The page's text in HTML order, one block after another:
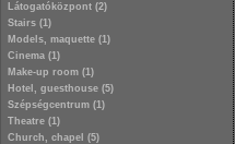
Látogatóközpont (2)
Stairs (1)
Models, maquette (1)
Cinema (1)
Make-up room (1)
Hotel, guesthouse (5)
Szépségcentrum (1)
Theatre (1)
Church, chapel (5)